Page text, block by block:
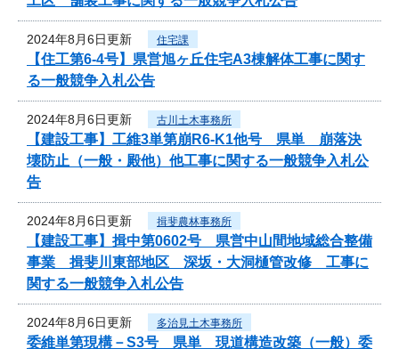
2024年8月6日更新 住宅課
【住工第6-4号】県営旭ヶ丘住宅A3棟解体工事に関す
る一般競争入札公告
2024年8月6日更新 古川土木事務所
【建設工事】工維3単第崩R6-K1他号 県単 崩落決
壊防止（一般・殿他）他工事に関する一般競争入札公
告
2024年8月6日更新 揖斐農林事務所
【建設工事】揖中第0602号 県営中山間地域総合整備
事業 揖斐川東部地区 深坂・大洞樋管改修 工事に
関する一般競争入札公告
2024年8月6日更新 多治見土木事務所
委維単第現構－S3号 県単 現道構造改築（一般）委